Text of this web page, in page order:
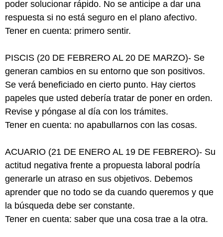
poder solucionar rápido. No se anticipe a dar una
respuesta si no está seguro en el plano afectivo.
Tener en cuenta: primero sentir.
PISCIS (20 DE FEBRERO AL 20 DE MARZO)- Se
generan cambios en su entorno que son positivos.
Se verá beneficiado en cierto punto. Hay ciertos
papeles que usted debería tratar de poner en orden.
Revise y póngase al día con los trámites.
Tener en cuenta: no apabullarnos con las cosas.
ACUARIO (21 DE ENERO AL 19 DE FEBRERO)- Su
actitud negativa frente a propuesta laboral podría
generarle un atraso en sus objetivos. Debemos
aprender que no todo se da cuando queremos y que
la búsqueda debe ser constante.
Tener en cuenta: saber que una cosa trae a la otra.